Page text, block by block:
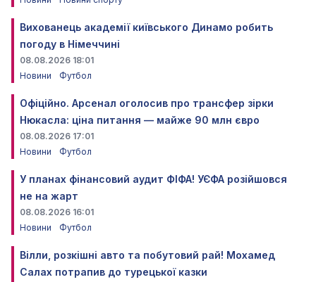
Вихованець академії київського Динамо робить
погоду в Німеччині
08.08.2026 18:01
Новини
Футбол
Офіційно. Арсенал оголосив про трансфер зірки
Нюкасла: ціна питання — майже 90 млн євро
08.08.2026 17:01
Новини
Футбол
У планах фінансовий аудит ФІФА! УЄФА розійшовся
не на жарт
08.08.2026 16:01
Новини
Футбол
Вілли, розкішні авто та побутовий рай! Мохамед
Салах потрапив до турецької казки